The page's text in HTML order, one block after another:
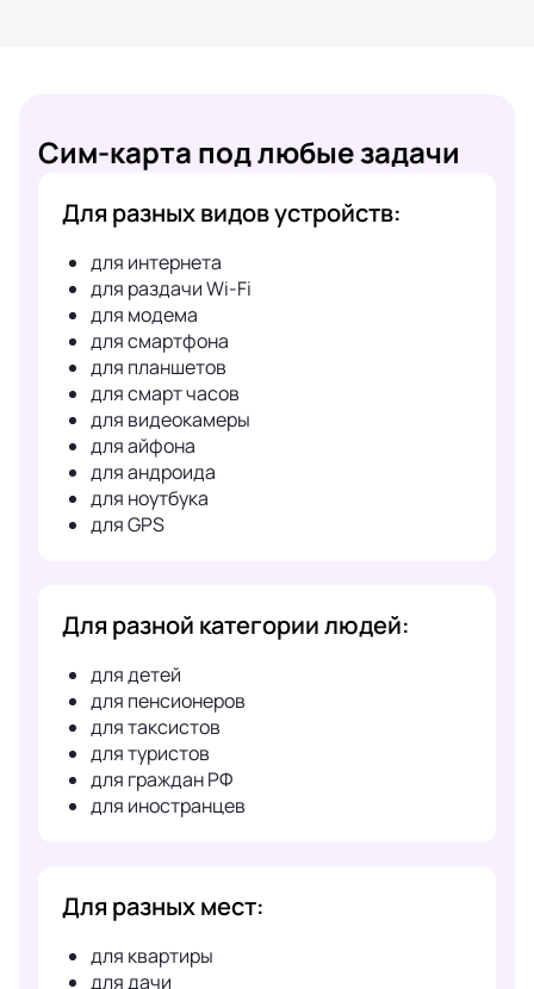
Сим-карта под любые задачи
Для разных видов устройств:
для интернета
для раздачи Wi-Fi
для модема
для смартфона
для планшетов
для смарт часов
для видеокамеры
для айфона
для андроида
для ноутбука
для GPS
Для разной категории людей:
для детей
для пенсионеров
для таксистов
для туристов
для граждан РФ
для иностранцев
Для разных мест:
для квартиры
для дачи